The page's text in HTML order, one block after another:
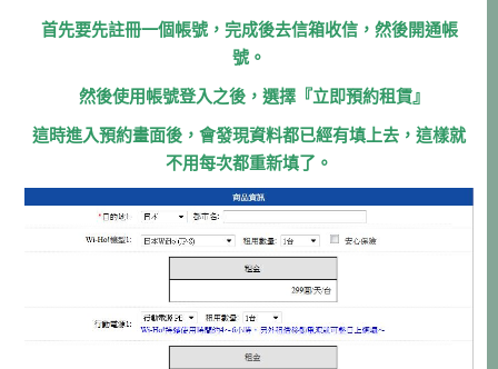
首先要先註冊一個帳號，完成後去信箱收信，然後開通帳
號。
然後使用帳號登入之後，選擇『立即預約租賃』
這時進入預約畫面後，會發現資料都已經有填上去，這樣就
不用每次都重新填了。